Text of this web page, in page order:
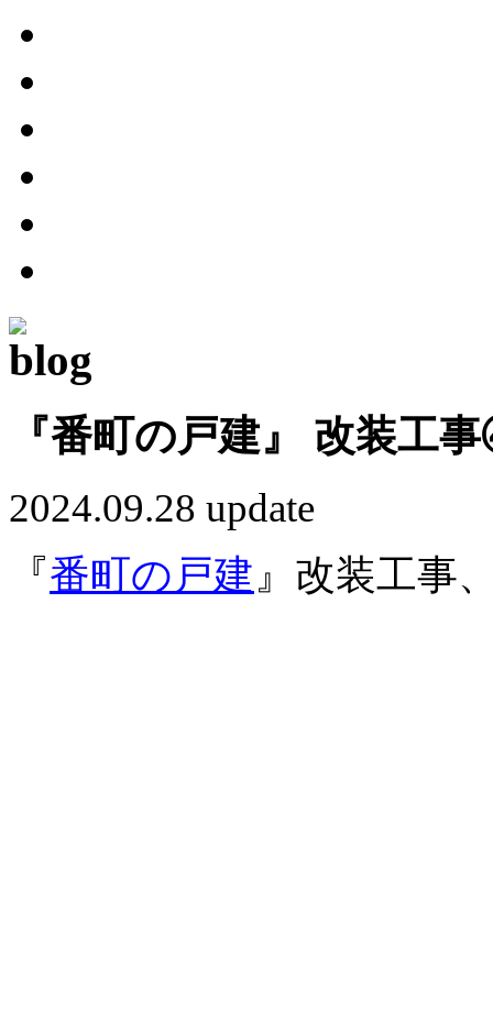
『番町の戸建』 改装工
2024.09.28 update
『番町の戸建』改装工事